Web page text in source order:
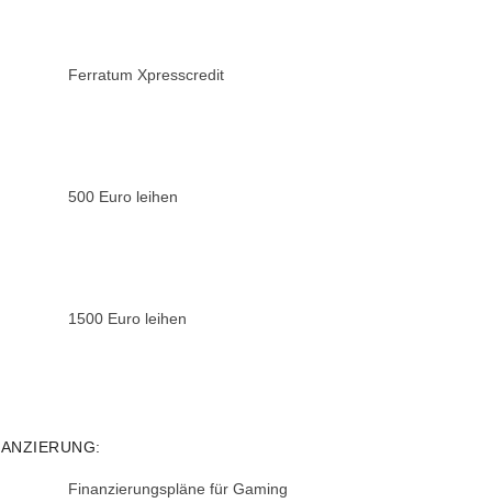
Ferratum Xpresscredit
500 Euro leihen
1500 Euro leihen
Finanzierungspläne für Gaming